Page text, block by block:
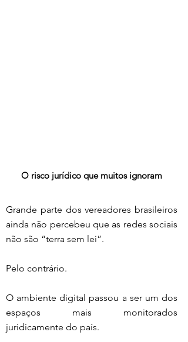
O risco jurídico que muitos ignoram
Grande parte dos vereadores brasileiros
ainda não percebeu que as redes sociais
não são “terra sem lei”.
Pelo contrário.
O ambiente digital passou a ser um dos
espaços mais monitorados
juridicamente do país.